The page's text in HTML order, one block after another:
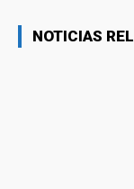
NOTICIAS